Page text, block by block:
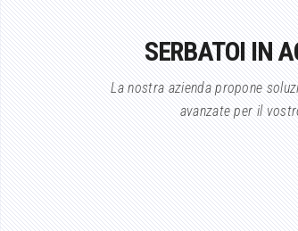
SERBATOI IN
La nostra azienda propone
avanzate per il